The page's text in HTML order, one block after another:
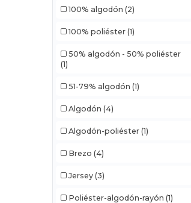
100% algodón (2)
100% poliéster (1)
50% algodón - 50% poliéster
(1)
51-79% algodón (1)
Algodón (4)
Algodón-poliéster (1)
Brezo (4)
Jersey (3)
Poliéster-algodón-rayón (1)